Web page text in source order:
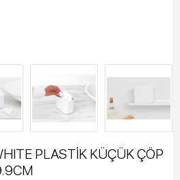
PLASTİK KÜÇÜK ÇÖP